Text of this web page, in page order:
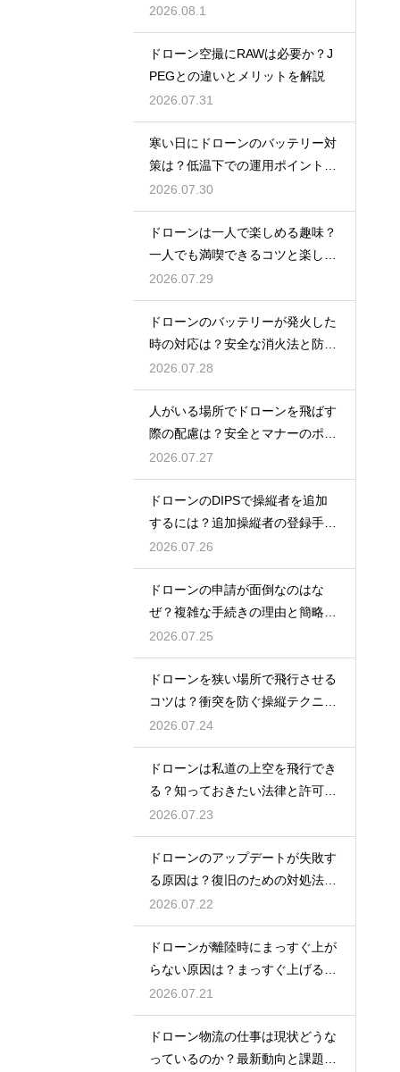
解説
2026.08.1
ドローン空撮にRAWは必要か？J
PEGとの違いとメリットを解説
2026.07.31
寒い日にドローンのバッテリー対
策は？低温下での運用ポイントと
注意点
2026.07.30
ドローンは一人で楽しめる趣味？
一人でも満喫できるコツと楽しみ
方
2026.07.29
ドローンのバッテリーが発火した
時の対応は？安全な消火法と防止
策を解説
2026.07.28
人がいる場所でドローンを飛ばす
際の配慮は？安全とマナーのポイ
ント
2026.07.27
ドローンのDIPSで操縦者を追加
するには？追加操縦者の登録手順
を解説
2026.07.26
ドローンの申請が面倒なのはな
ぜ？複雑な手続きの理由と簡略化
の動向
2026.07.25
ドローンを狭い場所で飛行させる
コツは？衝突を防ぐ操縦テクニッ
クを解説
2026.07.24
ドローンは私道の上空を飛行でき
る？知っておきたい法律と許可の
ルール
2026.07.23
ドローンのアップデートが失敗す
る原因は？復旧のための対処法を
解説
2026.07.22
ドローンが離陸時にまっすぐ上が
らない原因は？まっすぐ上げるた
めのコツを解説
2026.07.21
ドローン物流の仕事は現状どうな
っているのか？最新動向と課題を